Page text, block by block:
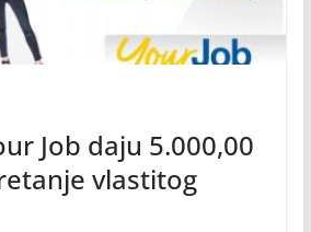
Job daju 5.000,00
vlastitog